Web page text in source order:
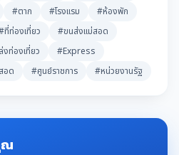
#ตาก #โรงแรม
#ห้องพัก
ที่ท่องเที่ยว
#ขนส่งแม่สอด
ท่องเที่ยว
#Express
อด #ศูนย์ราชการ #หน่วยงานรัฐ
ณ